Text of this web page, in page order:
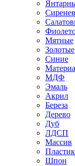
Мятные
Золотые
Синие
МДФ
Эмаль
Акрил
Береза
Дерево
Дуб
ЛДСП
Массив
Пластик
Шпон